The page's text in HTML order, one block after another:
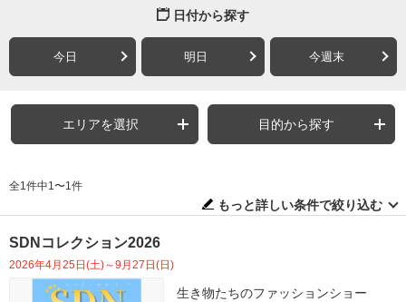
日付から探す
今日 明日 今週末
エリアを選択 目的から探す
全1件中1〜1件
もっと詳しい条件で絞り込む
SDNコレクション2026
2026年4月25日(土)～9月27日(日)
生き物たちのファッションショー